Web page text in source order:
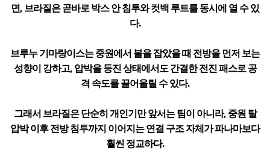
면, 브라질은 곧바로 박스 안 침투와 컷백 루트를 동시에 열 수 있
다.
브루누 기마랑이스는 중원에서 볼을 잡았을 때 전방을 먼저 보는
성향이 강하고, 압박을 등진 상태에서도 간결한 전진 패스로 공
격 속도를 끌어올릴 수 있다.
그래서 브라질은 단순히 개인기만 앞서는 팀이 아니라, 중원 탈
압박 이후 전방 침투까지 이어지는 연결 구조 자체가 파나마보다
훨씬 정교하다.